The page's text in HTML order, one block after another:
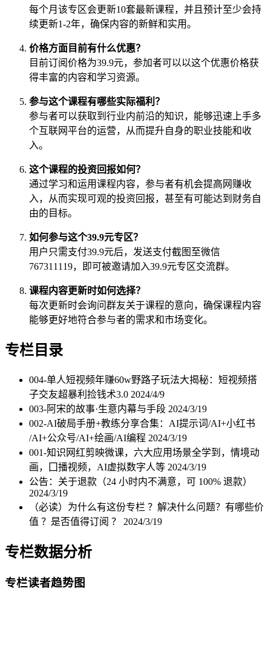
每个月该专区会更新10套最新课程，并且预计至少会持
续更新1-2年，确保内容的新鲜和实用。
价格方面目前有什么优惠？
目前订阅价格为39.9元，参加者可以以这个优惠价格获
得丰富的内容和学习资源。
参与这个课程有哪些实际福利？
参与者可以获取到行业内前沿的知识，能够迅速上手多
个互联网平台的运营，从而提升自身的职业技能和收
入。
这个课程的投资回报如何？
通过学习和运用课程内容，参与者有机会提高网赚收
入，从而实现可观的投资回报，甚至有可能达到财务自
由的目标。
如何参与这个39.9元专区？
用户只需支付39.9元后，发送支付截图至微信
767311119，即可被邀请加入39.9元专区交流群。
课程内容更新时如何选择？
每次更新时会询问群友关于课程的意向，确保课程内容
能够更好地符合参与者的需求和市场变化。
专栏目录
004-单人短视频年赚60w野路子玩法大揭秘：短视频搭
子交友超暴利捡钱术3.0 2024/4/9
003-阿宋的故事·生意内幕与手段 2024/3/19
002-AI破局手册+教练分享合集：AI提示词/AI+小红书
/AI+公众号/AI+绘画/AI编程 2024/3/19
001-知识网红剪映微课，六大应用场景全学到，情境动
画，囗播视频，AI虚拟数字人等 2024/3/19
公告：关于退款（24 小时内不满意，可 100% 退款）
2024/3/19
（必读）为什么有这份专栏 ？解决什么问题？有哪些价
值 ？是否值得订阅 ？ 2024/3/19
专栏数据分析
专栏读者趋势图